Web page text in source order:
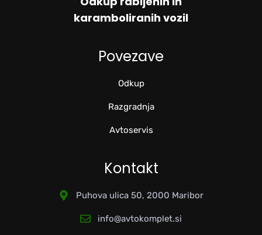
karamboliranih vozil
Povezave
Odkup
Razgradnja
Avtoservis
Kontakt
Puhova ulica 50, 2000 Maribor
info@avtokomplet.si